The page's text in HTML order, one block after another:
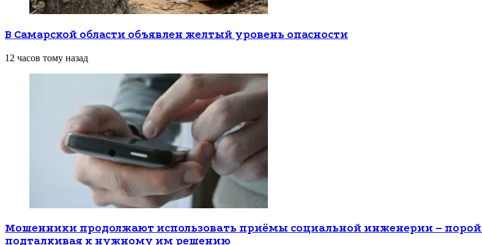
В Самарской области объявлен желтый уровень опасности
12 часов тому назад
Мошенники продолжают использовать приёмы социальной инженерии – порой
подталкивая к нужному им решению